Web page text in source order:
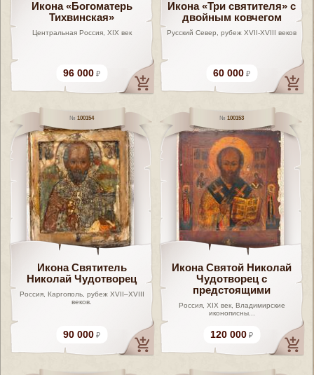
Икона «Богоматерь
Тихвинская»
Центральная Россия, XIX век
96 000
Икона «Три святителя» с
двойным ковчегом
Русский Север, рубеж XVII-XVIII веков
60 000
100154
Икона Святитель
Николай Чудотворец
Россия, Каргополь, рубеж XVII–XVIII
веков.
90 000
100153
Икона Святой Николай
Чудотворец с
предстоящими
Россия, XIX век, Владимирские
иконописны...
120 000